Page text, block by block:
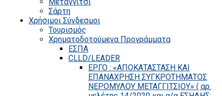
Σάρτη
Χρήσιμοι Σύνδεσμοι
Τουρισμός
Χρηματοδοτούμενα Προγράμματα
ΕΣΠΑ
CLLD/LEADER
ΕΡΓΟ : «ΑΠΟΚΑΤΑΣΤΑΣΗ ΚΑΙ
ΕΠΑΝΑΧΡΗΣΗ ΣΥΓΚΡΟΤΗΜΑΤΟΣ
ΝΕΡΟΜΥΛΟΥ ΜΕΤΑΓΓΙΤΣΙΟΥ» ( αρ.